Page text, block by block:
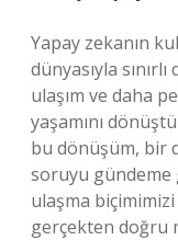
Yapay zekanın
dünyasıyla
ulaşım ve daha
yaşamını
bu dönüşüm, bir
soruyu gündeme
ulaşma
gerçekten doğru